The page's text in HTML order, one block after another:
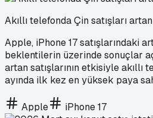
Akıllı telefonda Çin satışları
Apple, iPhone 17 satışlarındaki
beklentilerin üzerinde sonuçlar
artan satışlarının etkisiyle akıllı
ayında ilk kez en yüksek paya
Apple iPhone 17